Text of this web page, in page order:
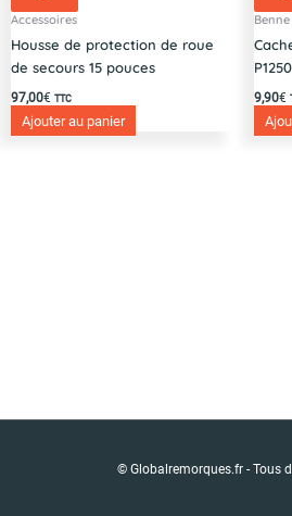
Accessoires
Housse de protection de roue
de secours 15 pouces
97,00€ TTC
Ajouter au panier
P1250
9,90€
© Globalremorques.fr - Tous